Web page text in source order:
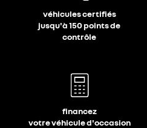
véhicules certifiés
jusqu'à 150 points de
contrôle
financez
votre véhicule d'occasion